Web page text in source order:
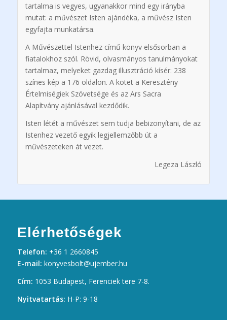
tartalma is vegyes, ugyanakkor mind egy irányba
mutat: a művészet Isten ajándéka, a művész Isten
egyfajta munkatársa.
A Művészettel Istenhezcímű könyv elsősorban a
fiatalokhoz szól. Rövid, olvasmányos tanulmányokat
tartalmaz, melyeket gazdag illusztráció kísér: 238
színes kép a 176 oldalon. A kötet a Keresztény
Értelmiségiek Szövetsége és az Ars Sacra
Alapítványajánlásával kezdődik.
Isten létét a művészet sem tudja bebizonyítani, de az
Istenhez vezető egyik legjellemzőbb út a
művészeteken át vezet.
Legeza László
Elérhetőségek
Telefon: +36 1 2660845
E-mail: konyvesbolt@ujember.hu
Cím: 1053 Budapest, Ferenciek tere 7-8.
Nyitvatartás: H-P: 9-18